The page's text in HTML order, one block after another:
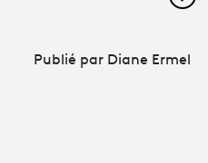
Publié par Diane Ermel